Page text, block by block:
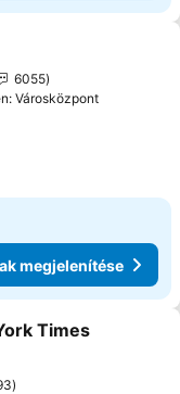
a kedvencekhez
6055
Városközpont
megjelenítése
a kedvencekhez
Times